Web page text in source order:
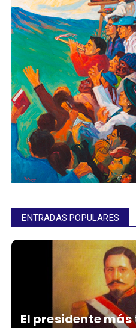
ENTRADAS POPULARES
El presidente